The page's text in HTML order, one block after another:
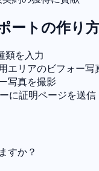
ートの作り
類を入力
エリアのビフォー写
写真を撮影
に証明ページを送信
すか？